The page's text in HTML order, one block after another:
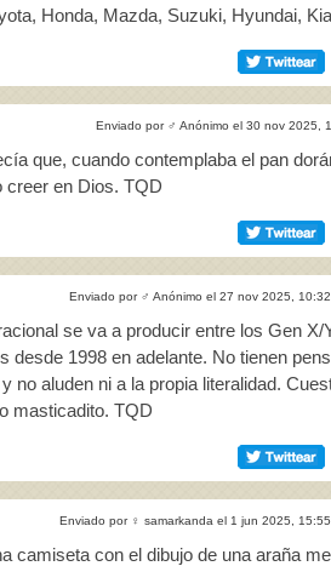
Honda, Mazda, Suzuki, Hyundai,
Enviado por ♂ Anónimo el 30 nov 2025,
que, cuando contemplaba el pan
creer en Dios. TQD
Enviado por ♂ Anónimo el 27 nov 2025,
se va a producir entre los Gen X/
1998 en adelante. No tienen
no aluden ni a la propia literalidad.
masticadito. TQD
Enviado por ♀ samarkanda el 1 jun 2025,
camiseta con el dibujo de una araña